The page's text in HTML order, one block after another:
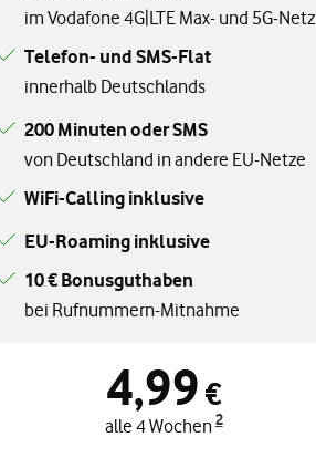
im Vodafone 4G|LTE Max- und 5G-Netz
Telefon- und SMS-Flat
innerhalb Deutschlands
200 Minuten oder SMS
von Deutschland in andere EU-Netze
WiFi-Calling inklusive
EU-Roaming inklusive
10 € Bonusguthaben
bei Rufnummern-Mitnahme
4,99 €
alle 4 Wochen2